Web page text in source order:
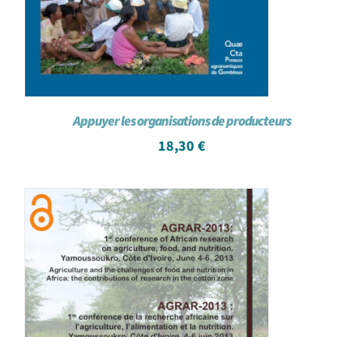
Appuyer les organisations de producteurs
18,30 €